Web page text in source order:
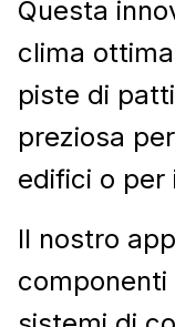
Questa
clima
piste di
preziosa
edifici o per
Il nostro